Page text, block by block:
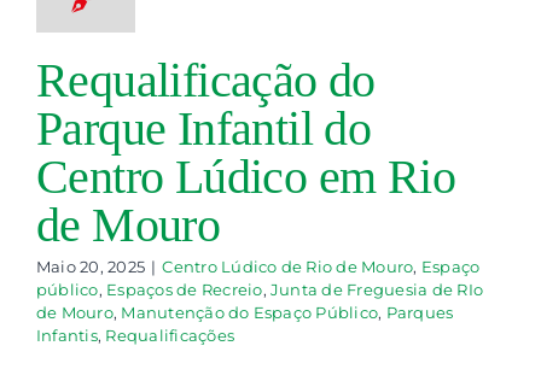
de RIo de
Público
Infantis
Requalificação do
Parque Infantil do
Centro Lúdico em Rio
de Mouro
Maio 20, 2025 | Centro Lúdico de Rio de Mouro, Espaço
público, Espaços de Recreio, Junta de Freguesia de RIo
de Mouro, Manutenção do Espaço Público, Parques
Infantis, Requalificações